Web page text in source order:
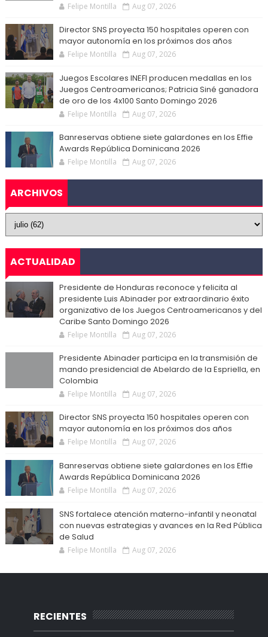
Felipe Montilla Aug 07, 2026
Director SNS proyecta 150 hospitales operen con
mayor autonomía en los próximos dos años
Felipe Montilla Aug 07, 2026
Juegos Escolares INEFI producen medallas en los
Juegos Centroamericanos; Patricia Siné ganadora
de oro de los 4x100 Santo Domingo 2026
Felipe Montilla Aug 07, 2026
Banreservas obtiene siete galardones en los Effie
Awards República Dominicana 2026
Felipe Montilla Aug 07, 2026
ARCHIVOS
ACTUALIDAD
Presidente de Honduras reconoce y felicita al
presidente Luis Abinader por extraordinario éxito
organizativo de los Juegos Centroamericanos y del
Caribe Santo Domingo 2026
Felipe Montilla Aug 07, 2026
Presidente Abinader participa en la transmisión de
mando presidencial de Abelardo de la Espriella, en
Colombia
Felipe Montilla Aug 07, 2026
Director SNS proyecta 150 hospitales operen con
mayor autonomía en los próximos dos años
Felipe Montilla Aug 07, 2026
Banreservas obtiene siete galardones en los Effie
Awards República Dominicana 2026
Felipe Montilla Aug 07, 2026
SNS fortalece atención materno-infantil y neonatal
con nuevas estrategias y avances en la Red Pública
de Salud
Felipe Montilla Aug 07, 2026
RECIENTES